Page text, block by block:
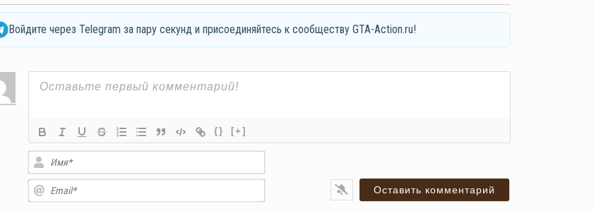
Войдите через Telegram за пару секунд и присоединяйтесь к сообществу GTA-Action.ru!
{} [+]
Имя*
Email*